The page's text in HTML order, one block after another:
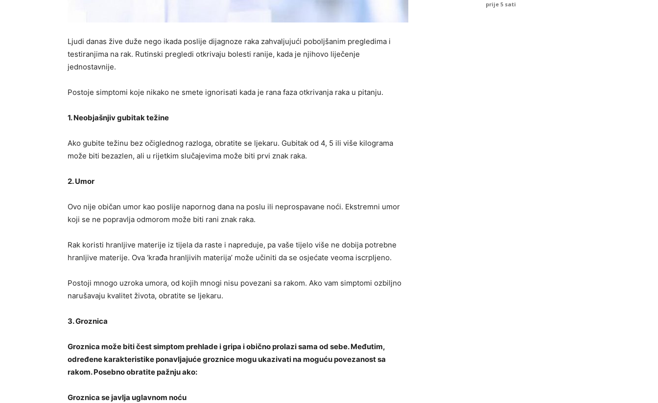
Ljudi danas žive duže nego ikada poslije dijagnoze raka zahvaljujući poboljšanim pregledima i
testiranjima na rak. Rutinski pregledi otkrivaju bolesti ranije, kada je njihovo liječenje
jednostavnije.
Postoje simptomi koje nikako ne smete ignorisati kada je rana faza otkrivanja raka u pitanju.
1. Neobjašnjiv gubitak težine
Ako gubite težinu bez očiglednog razloga, obratite se ljekaru. Gubitak od 4, 5 ili više kilograma
može biti bezazlen, ali u rijetkim slučajevima može biti prvi znak raka.
2. Umor
Ovo nije običan umor kao poslije napornog dana na poslu ili neprospavane noći. Ekstremni umor
koji se ne popravlja odmorom može biti rani znak raka.
Rak koristi hranljive materije iz tijela da raste i napreduje, pa vaše tijelo više ne dobija potrebne
hranljive materije. Ova ‘krađa hranljivih materija’ može učiniti da se osjećate veoma iscrpljeno.
Postoji mnogo uzroka umora, od kojih mnogi nisu povezani sa rakom. Ako vam simptomi ozbiljno
narušavaju kvalitet života, obratite se ljekaru.
3. Groznica
Groznica može biti čest simptom prehlade i gripa i obično prolazi sama od sebe. Međutim,
određene karakteristike ponavljajuće groznice mogu ukazivati na moguću povezanost sa
rakom. Posebno obratite pažnju ako:
Groznica se javlja uglavnom noću
prije 5 sati